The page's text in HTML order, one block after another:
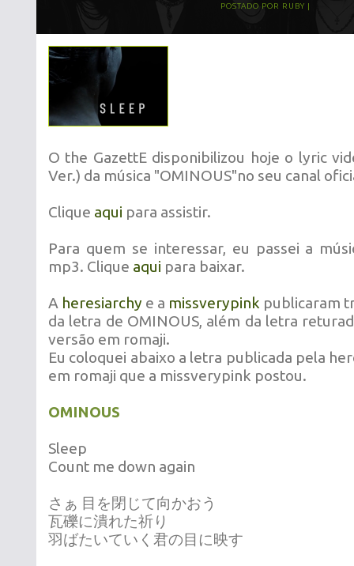
POSTADO POR RUBY
O the GazettE disponibilizou hoje o lyric
Ver.) da música "OMINOUS"no seu canal
Clique aqui para assistir.
Para quem se interessar, eu passei a
mp3. Clique aqui para baixar.
A heresiarchy e a missverypink publicaram
da letra de OMINOUS, além da letra
versão em romaji.
Eu coloquei abaixo a letra publicada pela
em romaji que a missverypink postou.
OMINOUS
Sleep
Count me down again
さぁ 目を閉じて向かおう
瓦礫に潰れた祈り
羽ばたいていく君の目に映す